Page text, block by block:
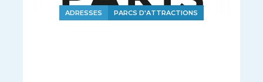
ADRESSES PARCS D'ATTRACTIONS